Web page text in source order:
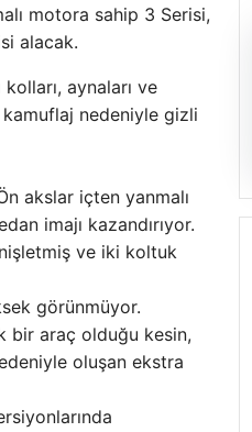
motora sahip 3 Serisi,
alacak.
aynaları ve
nedeniyle gizli
akslar içten yanmalı
imajı kazandırıyor.
ve iki koltuk
görünmüyor.
bir araç olduğu kesin,
oluşan ekstra